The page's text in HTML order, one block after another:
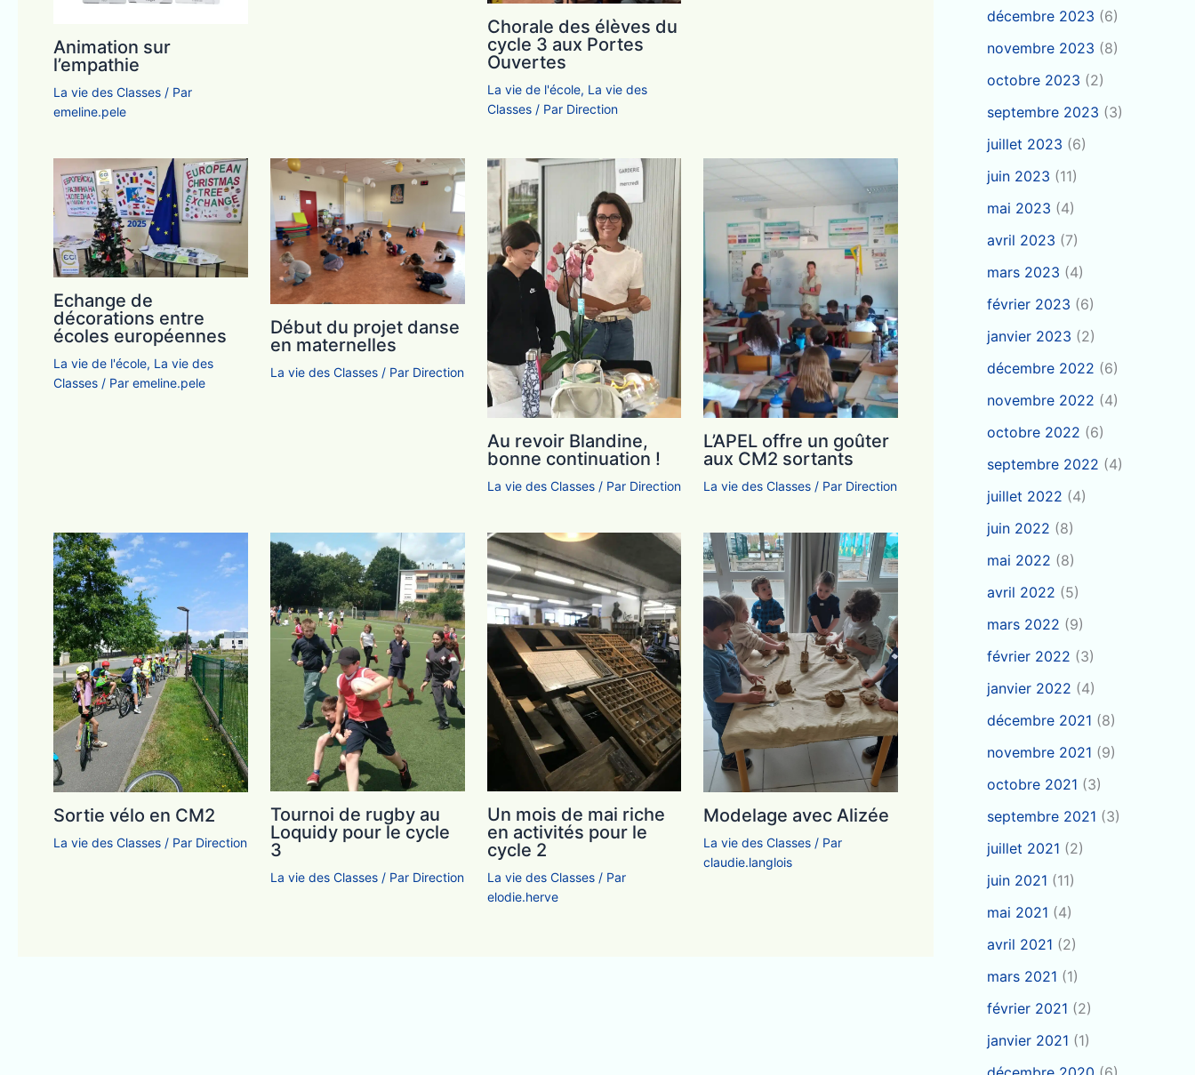
Animation sur
l’empathie
La vie des Classes / Par
emeline.pele
Chorale des élèves du
cycle 3 aux Portes
Ouvertes
La vie de l'école, La vie des
Classes/ Par Direction
Echange de
décorations entre
écoles européennes
La vie de l'école, La vie des
Classes / Par emeline.pele
Début du projet danse
en maternelles
La vie des Classes/ Par Direction
Au revoir Blandine,
bonne continuation !
La vie des Classes/ Par Direction
L’APEL offre un goûter
aux CM2 sortants
La vie des Classes / Par Direction
Sortie vélo en CM2
La vie des Classes / Par Direction
Tournoi de rugby au
Loquidy pour le cycle
3
La vie des Classes/ Par Direction
Un mois de mai riche
en activités pour le
cycle 2
La vie des Classes/ Par
elodie.herve
Modelage avec Alizée
La vie des Classes / Par
claudie.langlois
décembre 2023 (6)
novembre 2023 (8)
octobre 2023 (2)
septembre 2023 (3)
juillet 2023 (6)
juin 2023 (11)
mai 2023 (4)
avril 2023 (7)
mars 2023 (4)
février 2023 (6)
janvier 2023 (2)
décembre 2022 (6)
novembre 2022 (4)
octobre 2022 (6)
septembre 2022 (4)
juillet 2022 (4)
juin 2022 (8)
mai 2022 (8)
avril 2022 (5)
mars 2022 (9)
février 2022 (3)
janvier 2022 (4)
décembre 2021 (8)
novembre 2021 (9)
octobre 2021 (3)
septembre 2021 (3)
juillet 2021 (2)
juin 2021 (11)
mai 2021 (4)
avril 2021 (2)
mars 2021 (1)
février 2021 (2)
janvier 2021 (1)